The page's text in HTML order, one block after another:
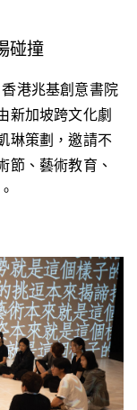
碰撞
港兆基創意書院
新加坡跨文化劇
琳策劃，邀請不
節、藝術教育、